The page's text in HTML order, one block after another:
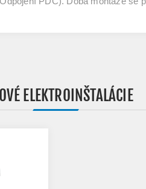
ELEKTROINŠTALÁCIE